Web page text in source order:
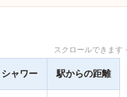
スクロールできま
シャワー 駅からの距離